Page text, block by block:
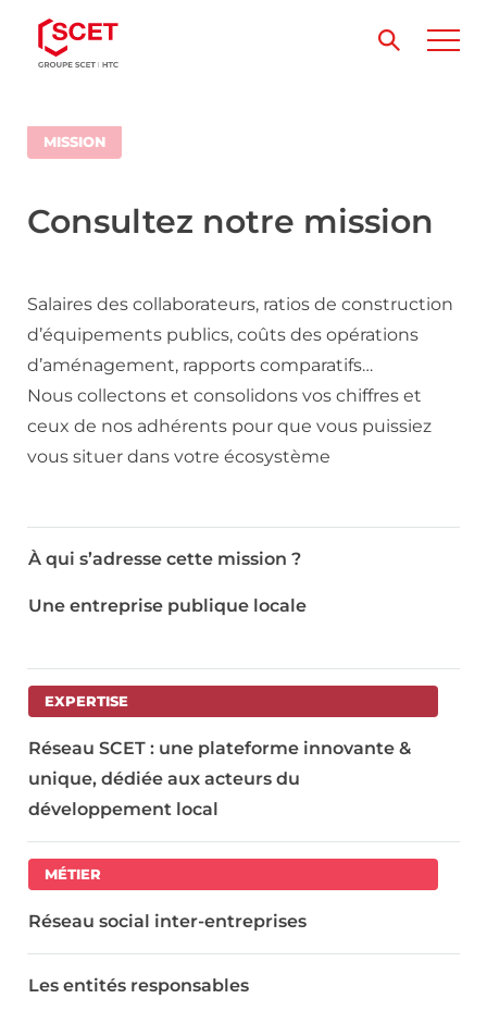
MISSION
Consultez notre mission
Salaires des collaborateurs, ratios de construction
d’équipements publics, coûts des opérations
d’aménagement, rapports comparatifs…
Nous collectons et consolidons vos chiffres et
ceux de nos adhérents pour que vous puissiez
vous situer dans votre écosystème
À qui s’adresse cette mission ?
Une entreprise publique locale
EXPERTISE
Réseau SCET : une plateforme innovante &
unique, dédiée aux acteurs du
développement local
MÉTIER
Réseau social inter-entreprises
Les entités responsables